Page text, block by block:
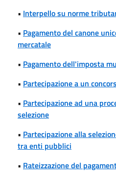
• Interpello su norme
• Pagamento del canone
mercatale
• Pagamento dell'imposta
• Partecipazione a un
• Partecipazione ad una
selezione
• Partecipazione alla
tra enti pubblici
• Rateizzazione del